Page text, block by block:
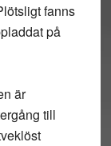
fanns
på
är
till